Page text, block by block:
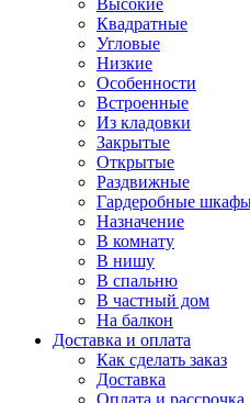
Высокие
Квадратные
Угловые
Низкие
Особенности
Встроенные
Из кладовки
Закрытые
Открытые
Раздвижные
Гардеробные
Назначение
В комнату
В нишу
В спальню
В частный дом
На балкон
Доставка и оплата
Как сделать заказ
Доставка
Оплата и рассрочка